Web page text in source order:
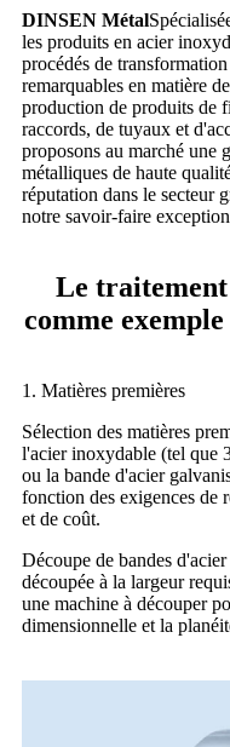
DINSEN Métal
les produits en acier
procédés de
remarquables en matière
production de produits de
raccords, de tuyaux et
proposons au marché une
métalliques de haute
réputation dans le secteur
notre savoir-faire
Le traitement
comme
1. Matières premières
Sélection des matières
l'acier inoxydable (tel que
ou la bande d'acier
fonction des exigences de
et de coût.
Découpe de bandes
découpée à la largeur
une machine à découper
dimensionnelle et la